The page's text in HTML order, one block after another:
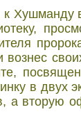
Хушманду
в двух
а вторую